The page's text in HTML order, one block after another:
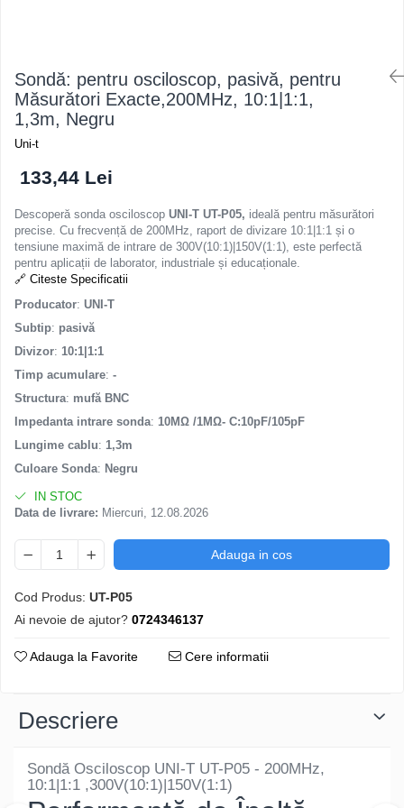
Sondă: pentru osciloscop, pasivă, pentru
Măsurători Exacte,200MHz, 10:1|1:1,
1,3m, Negru
Uni-t
133,44 Lei
Descoperă sonda osciloscop UNI-T UT-P05, ideală pentru măsurători
precise. Cu frecvență de 200MHz, raport de divizare 10:1|1:1 și o
tensiune maximă de intrare de 300V(10:1)|150V(1:1), este perfectă
pentru aplicații de laborator, industriale și educaționale.
🔗 Citeste Specificatii
Producator: UNI-T
Subtip: pasivă
Divizor: 10:1|1:1
Timp acumulare: -
Structura: mufă BNC
Impedanta intrare sonda: 10MΩ /1MΩ- C:10pF/105pF
Lungime cablu: 1,3m
Culoare Sonda: Negru
IN STOC
Data de livrare: Miercuri, 12.08.2026
Adauga in cos
Cod Produs: UT-P05
Ai nevoie de ajutor? 0724346137
Adauga la Favorite Cere informatii
Descriere
Sondă Osciloscop UNI-T UT-P05 - 200MHz,
10:1|1:1 ,300V(10:1)|150V(1:1)